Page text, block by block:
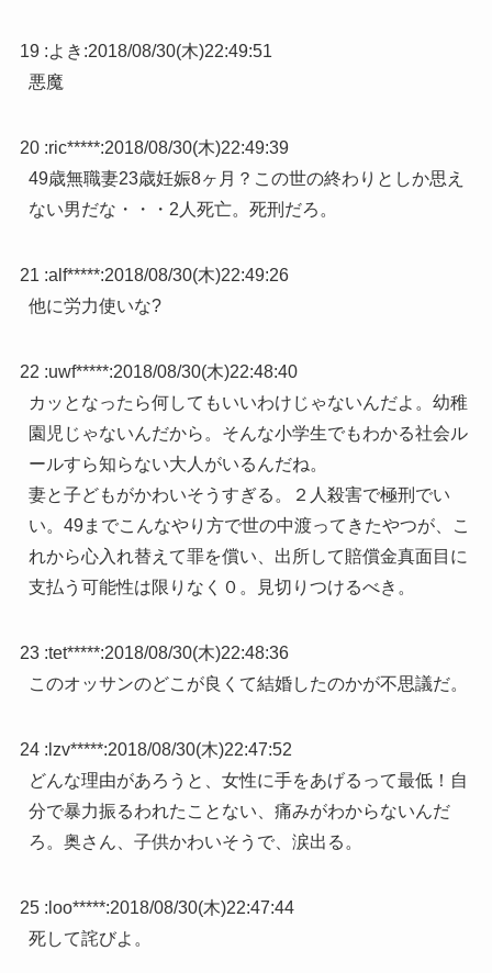
19 :よき :2018/08/30(木)22:49:51
悪魔
20 :ric*****:2018/08/30(木)22:49:39
49歳無職妻23歳妊娠8ヶ月？この世の終わりとしか思え
ない男だな・・・2人死亡。死刑だろ。
21 :alf*****:2018/08/30(木)22:49:26
他に労力使いな?
22 :uwf*****:2018/08/30(木)22:48:40
カッとなったら何してもいいわけじゃないんだよ。幼稚
園児じゃないんだから。そんな小学生でもわかる社会ル
ールすら知らない大人がいるんだね。
妻と子どもがかわいそうすぎる。２人殺害で極刑でい
い。49までこんなやり方で世の中渡ってきたやつが、こ
れから心入れ替えて罪を償い、出所して賠償金真面目に
支払う可能性は限りなく０。見切りつけるべき。
23 :tet*****:2018/08/30(木)22:48:36
このオッサンのどこが良くて結婚したのかが不思議だ。
24 : lzv*****:2018/08/30(木)22:47:52
どんな理由があろうと、女性に手をあげるって最低！自
分で暴力振るわれたことない、痛みがわからないんだ
ろ。奥さん、子供かわいそうで、涙出る。
25 : loo*****:2018/08/30(木)22:47:44
死して詫びよ。